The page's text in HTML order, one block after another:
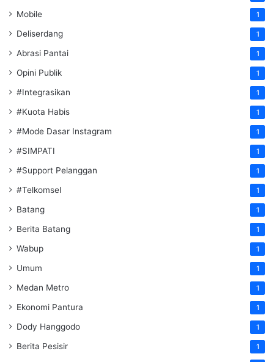
Mobile 1
Deliserdang 1
Abrasi Pantai 1
Opini Publik 1
#Integrasikan 1
#Kuota Habis 1
#Mode Dasar Instagram 1
#SIMPATI 1
#Support Pelanggan 1
#Telkomsel 1
Batang 1
Berita Batang 1
Wabup 1
Umum 1
Medan Metro 1
Ekonomi Pantura 1
Dody Hanggodo 1
Berita Pesisir 1